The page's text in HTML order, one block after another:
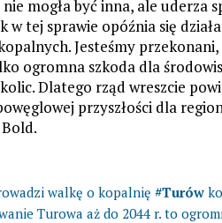
nie mogła być inna, ale uderza
w tej sprawie opóźnia się
Jesteśmy
ogromna szkoda dla
Dlatego rząd wreszcie
przyszłości dla
walkę o kopalnię #Turów
Turowa aż do 2044 r. to